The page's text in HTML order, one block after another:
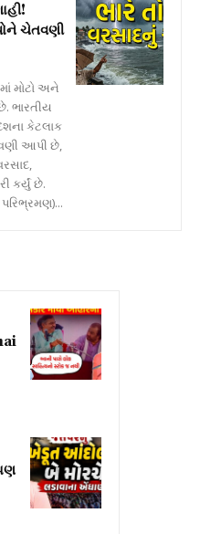
ચેતવણી
મોટો અને
ભારતીય
કેટલાક
આપી છે,
કર્યું છે.